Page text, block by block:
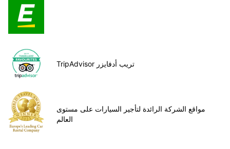
TripAdvisor تريب أدفايزر
مواقع الشركة الرائدة لتأجير السيارات على مستوى
العالم